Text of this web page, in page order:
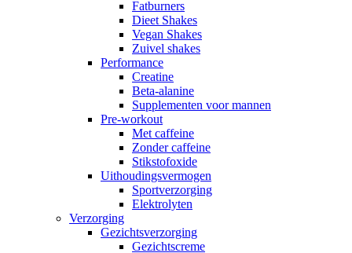
Fatburners
Dieet Shakes
Vegan Shakes
Zuivel shakes
Performance
Creatine
Beta-alanine
Supplementen voor mannen
Pre-workout
Met caffeine
Zonder caffeine
Stikstofoxide
Uithoudingsvermogen
Sportverzorging
Elektrolyten
Verzorging
Gezichtsverzorging
Gezichtscreme